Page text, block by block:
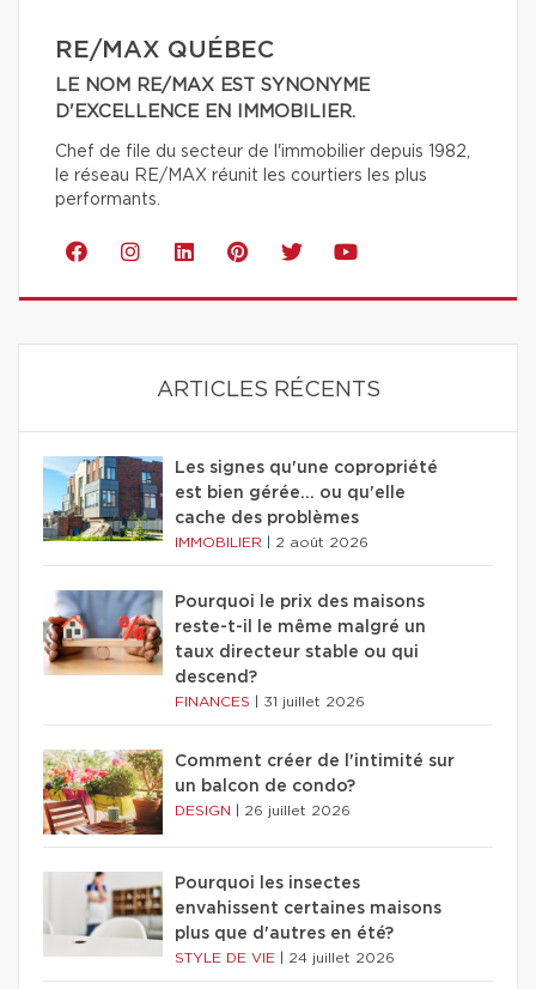
RE/MAX QUÉBEC
LE NOM RE/MAX EST SYNONYME
D'EXCELLENCE EN IMMOBILIER.
Chef de file du secteur de l'immobilier depuis 1982,
le réseau RE/MAX réunit les courtiers les plus
performants.
ARTICLES RÉCENTS
Les signes qu'une copropriété
est bien gérée… ou qu'elle
cache des problèmes
IMMOBILIER 2 août 2026
Pourquoi le prix des maisons
reste-t-il le même malgré un
taux directeur stable ou qui
descend?
FINANCES 31 juillet 2026
Comment créer de l'intimité sur
un balcon de condo?
DESIGN 26 juillet 2026
Pourquoi les insectes
envahissent certaines maisons
plus que d'autres en été?
STYLE DE VIE 24 juillet 2026